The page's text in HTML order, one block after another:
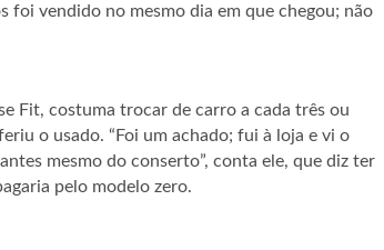
foi vendido no mesmo dia em que chegou; não
Fit, costuma trocar de carro a cada três ou
o usado. “Foi um achado; fui à loja e vi o
mesmo do conserto”, conta ele, que diz ter
pelo modelo zero.